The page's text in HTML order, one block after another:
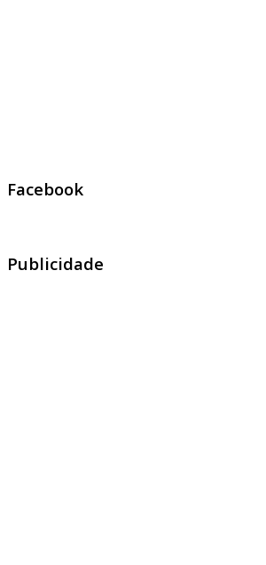
Facebook
Publicidade